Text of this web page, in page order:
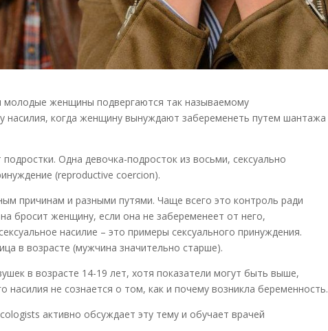
молодые женщины подвергаются так называемому
насилия, когда женщину вынуждают забеременеть путем шантажа
Одна девочка-подросток из восьми, сексуально
(reproductive coercion).
причинам и разными путями. Чаще всего это контроль ради
бросит женщину, если она не забеременеет от него,
насилие – это примеры сексуального принуждения.
в возрасте (мужчина значительно старше).
в возрасте 14-19 лет, хотя показатели могут быть выше,
не сознается о том, как и почему возникла беременность.
активно обсуждает эту тему и обучает врачей